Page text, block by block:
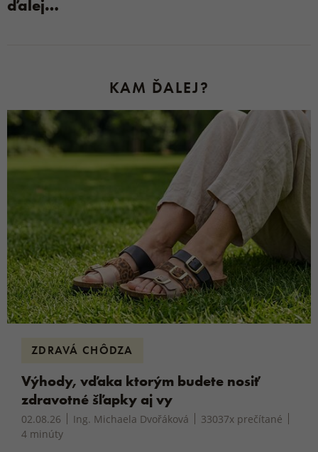
ďalej…
KAM ĎALEJ?
ZDRAVÁ CHÔDZA
Výhody, vďaka ktorým budete nosiť
zdravotné šľapky aj vy
02.08.26 Ing. Michaela Dvořáková
33037x prečítané
4 minúty